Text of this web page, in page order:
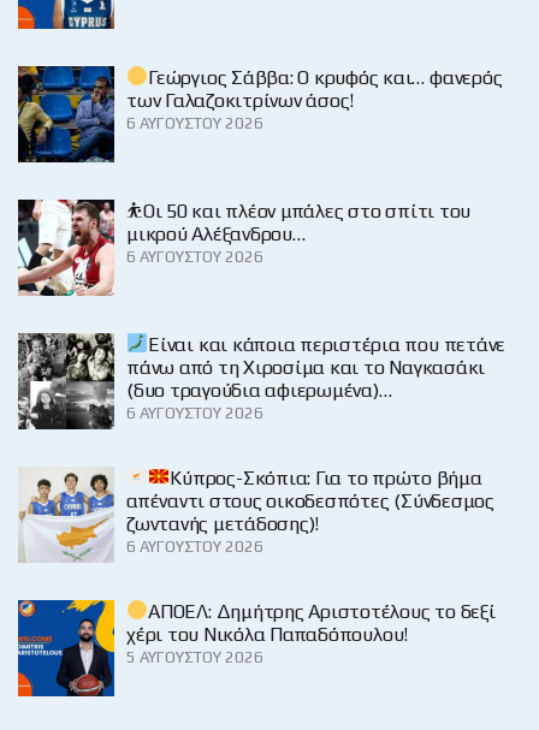
Γεώργιος Σάββα: Ο κρυφός και… φανερός
των Γαλαζοκιτρίνων άσος!
6 ΑΥΓΟΎΣΤΟΥ 2026
⛹️Οι 50 και πλέον μπάλες στο σπίτι του
μικρού Αλέξανδρου…
6 ΑΥΓΟΎΣΤΟΥ 2026
Είναι και κάποια περιστέρια που πετάνε
πάνω από τη Χιροσίμα και το Ναγκασάκι
(δυο τραγούδια αφιερωμένα)…
6 ΑΥΓΟΎΣΤΟΥ 2026
Κύπρος-Σκόπια: Για το πρώτο βήμα
απέναντι στους οικοδεσπότες (Σύνδεσμος
ζωντανής μετάδοσης)!
6 ΑΥΓΟΎΣΤΟΥ 2026
ΑΠΟΕΛ: Δημήτρης Αριστοτέλους το δεξί
χέρι του Νικόλα Παπαδόπουλου!
5 ΑΥΓΟΎΣΤΟΥ 2026